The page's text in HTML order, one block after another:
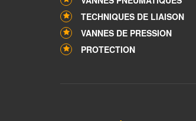
TECHNIQUES DE LIAISON
VANNES DE PRESSION
PROTECTION